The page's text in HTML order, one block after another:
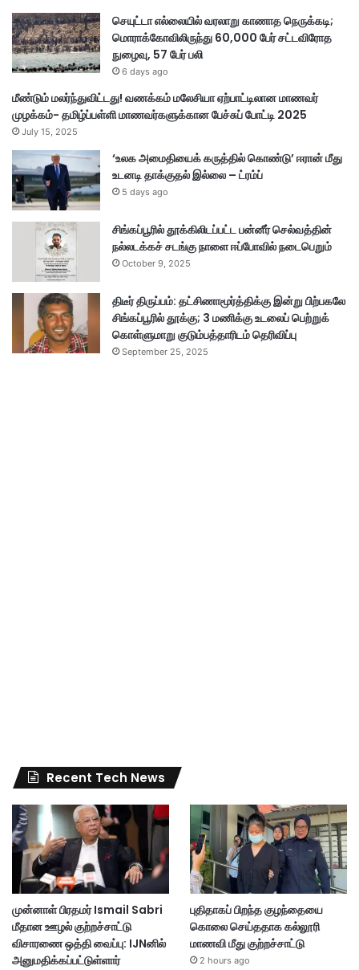
கொ
ள்
ளு
மா
கு
டு
ம்
ப
த்
தா
ரி
ட
செயுட்டா எல்லையில் வரலாறு காணாத நெருக்கடி;
மொராக்கோவிலிருந்து 60,000 பேர் சட்டவிரோத
நுழைவு, 57 பேர் பலி
6 days ago
மீண்டும் மலர்ந்துவிட்டது! வணக்கம் மலேசியா ஏற்பாட்டிலான மாணவர்
முழக்கம்- தமிழ்ப்பள்ளி மாணவர்களுக்கான பேச்சுப் போட்டி 2025
July 15, 2025
‘உலக அமைதியைக் கருத்தில் கொண்டு’ ஈரான் மீது
உடனடி தாக்குதல் இல்லை – ட்ரம்ப்
5 days ago
சிங்கப்பூரில் தூக்கிலிடப்பட்ட பன்னீர் செல்வத்தின்
நல்லடக்கச் சடங்கு நாளை ஈப்போவில் நடைபெறும்
October 9, 2025
திடீர் திருப்பம்: தட்சிணாமூர்த்திக்கு இன்று பிற்பகலே
சிங்கப்பூரில் தூக்கு; 3 மணிக்கு உடலைப் பெற்றுக்
கொள்ளுமாறு குடும்பத்தாரிடம் தெரிவிப்பு
September 25, 2025
Recent Tech News
முன்னாள் பிரதமர் Ismail Sabri
மீதான ஊழல் குற்றச்சாட்டு
விசாரணை ஒத்தி வைப்பு: IJNனில்
அனுமதிக்கப்பட்டுள்ளார்
புதிதாகப் பிறந்த குழந்தையை
கொலை செய்ததாக கல்லூரி
மாணவி மீது குற்றச்சாட்டு
2 hours ago